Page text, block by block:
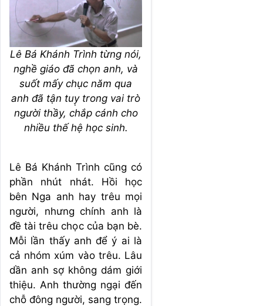
Lê Bá Khánh Trình từng nói,
nghề giáo đã chọn anh, và
suốt mấy chục năm qua
anh đã tận tuỵ trong vai trò
người thầy, chắp cánh cho
nhiều thế hệ học sinh.
Lê Bá Khánh Trình cũng có
phần nhút nhát. Hồi học
bên Nga anh hay trêu mọi
người, nhưng chính anh là
đề tài trêu chọc của bạn bè.
Mỗi lần thấy anh để ý ai là
cả nhóm xúm vào trêu. Lâu
dần anh sợ không dám giới
thiệu. Anh thường ngại đến
chỗ đông người, sang trọng.